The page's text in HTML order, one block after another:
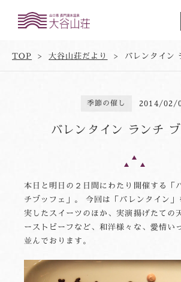
TOP 大谷山荘だより バレンタイン
季節の催し 2014/02/
バレンタイン ランチ
本日と明日の２日間にわたり開催する「
チブッフェ」。 今回は「バレンタイン
実したスイーツのほか、実演揚げたての
ーストビーフなど、和洋様々な、愛情い
並んでおります。